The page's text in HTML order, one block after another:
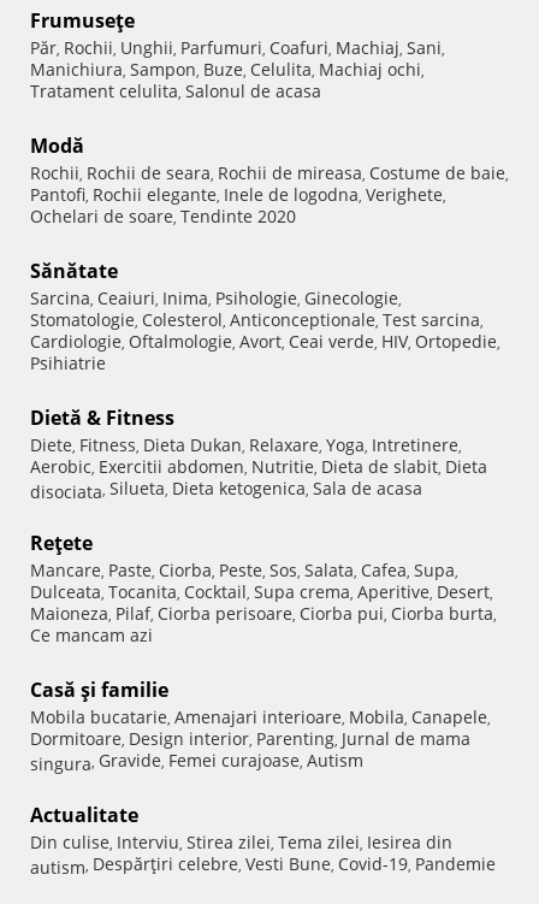
Frumuseţe
Păr, Rochii, Unghii, Parfumuri, Coafuri, Machiaj, Sani,
Manichiura, Sampon, Buze, Celulita, Machiaj ochi,
Tratament celulita, Salonul de acasa
Modă
Rochii, Rochii de seara, Rochii de mireasa, Costume de baie,
Pantofi, Rochii elegante, Inele de logodna, Verighete,
Ochelari de soare, Tendinte 2020
Sănătate
Sarcina, Ceaiuri, Inima, Psihologie, Ginecologie,
Stomatologie, Colesterol, Anticonceptionale, Test sarcina,
Cardiologie, Oftalmologie, Avort, Ceai verde, HIV, Ortopedie,
Psihiatrie
Dietă & Fitness
Diete, Fitness, Dieta Dukan, Relaxare, Yoga, Intretinere,
Aerobic, Exercitii abdomen, Nutritie, Dieta de slabit, Dieta
disociata, Silueta, Dieta ketogenica, Sala de acasa
Reţete
Mancare, Paste, Ciorba, Peste, Sos, Salata, Cafea, Supa,
Dulceata, Tocanita, Cocktail, Supa crema, Aperitive, Desert,
Maioneza, Pilaf, Ciorba perisoare, Ciorba pui, Ciorba burta,
Ce mancam azi
Casă şi familie
Mobila bucatarie, Amenajari interioare, Mobila, Canapele,
Dormitoare, Design interior, Parenting, Jurnal de mama
singura, Gravide, Femei curajoase, Autism
Actualitate
Din culise, Interviu, Stirea zilei, Tema zilei, Iesirea din
autism, Despărţiri celebre, Vesti Bune, Covid-19, Pandemie